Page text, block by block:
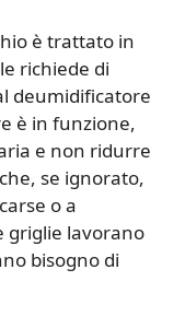
è trattato in
richiede di
deumidificatore
è in funzione,
e non ridurre
se ignorato,
o a
griglie lavorano
bisogno di